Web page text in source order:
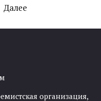
Далее
организация,